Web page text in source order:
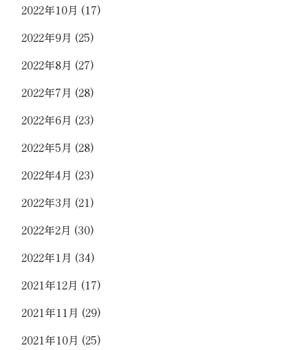
2022年10月 (17)
2022年9月 (25)
2022年8月 (27)
2022年7月 (28)
2022年6月 (23)
2022年5月 (28)
2022年4月 (23)
2022年3月 (21)
2022年2月 (30)
2022年1月 (34)
2021年12月 (17)
2021年11月 (29)
2021年10月 (25)